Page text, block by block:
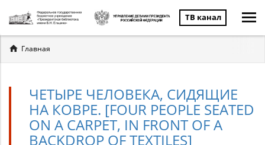
ТВ канал
Вы
здесь
Главная
ЧЕТЫРЕ ЧЕЛОВЕКА, СИДЯЩИЕ
НА КОВРЕ. [FOUR PEOPLE SEATED
ON A CARPET, IN FRONT OF A
BACKDROP OF TEXTILES]